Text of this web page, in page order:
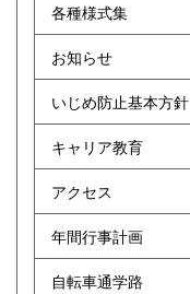
各種様式集
お知らせ
いじめ防止基本方針
キャリア教育
アクセス
年間行事計画
自転車通学路